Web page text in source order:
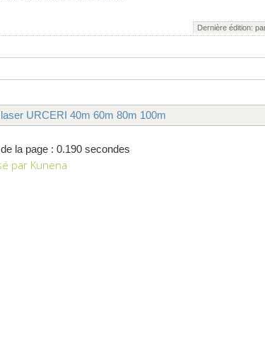
Dernière édition:
URCERI 40m 60m 80m 100m
la page : 0.190 secondes
par Kunena